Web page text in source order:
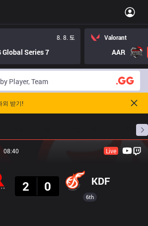
8. 8. 토
Global Series 7
Valorant
AAR
외 받기!
프로빌
08:40 Live
2
0 KDF
6th